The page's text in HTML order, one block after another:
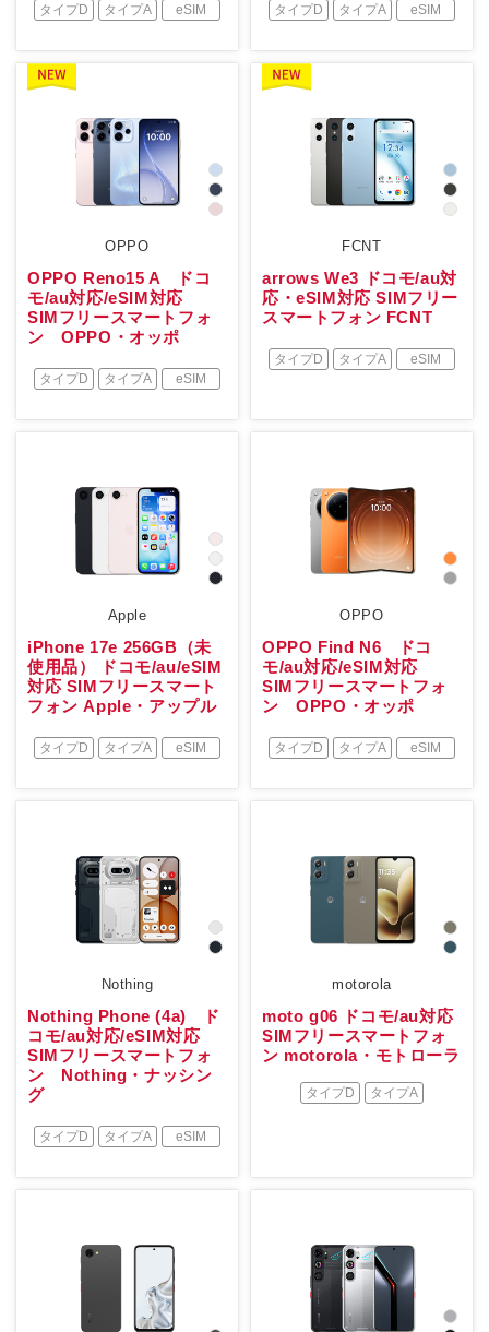
タイプD タイプA eSIM タイプD タイプA eSIM
OPPO
OPPO Reno15 A ドコ
モ/au対応/eSIM対応
SIMフリースマートフォ
ン OPPO・オッポ
タイプD タイプA eSIM
FCNT
arrows We3 ドコモ/au対
応・eSIM対応 SIMフリー
スマートフォン FCNT
タイプD タイプA eSIM
Apple
iPhone 17e 256GB（未
使用品） ドコモ/au/eSIM
対応 SIMフリースマート
フォン Apple・アップル
タイプD タイプA eSIM
OPPO
OPPO Find N6 ドコ
モ/au対応/eSIM対応
SIMフリースマートフォ
ン OPPO・オッポ
タイプD タイプA eSIM
Nothing
Nothing Phone (4a) ド
コモ/au対応/eSIM対応
SIMフリースマートフォ
ン Nothing・ナッシン
グ
タイプD タイプA eSIM
motorola
moto g06 ドコモ/au対応
SIMフリースマートフォ
ン motorola・モトローラ
タイプD タイプA